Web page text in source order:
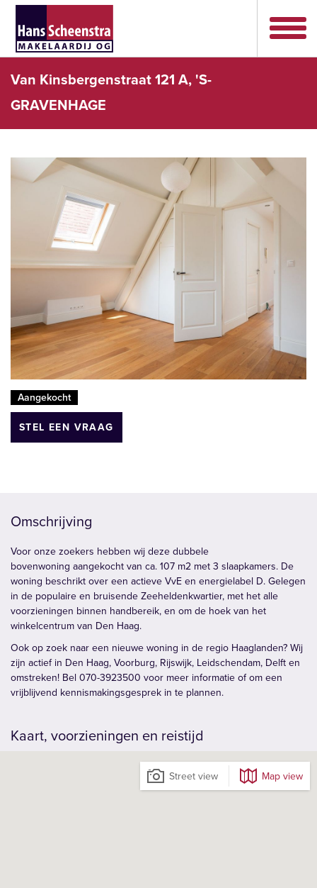
Van Kinsbergenstraat 121 A, 'S-
GRAVENHAGE
vorige
Aangekocht
STEL EEN VRAAG
Omschrijving
Voor onze zoekers hebben wij deze dubbele
bovenwoning aangekocht van ca. 107 m2 met 3 slaapkamers. De
woning beschrikt over een actieve VvE en energielabel D. Gelegen
in de populaire en bruisende Zeeheldenkwartier, met het alle
voorzieningen binnen handbereik, en om de hoek van het
winkelcentrum van Den Haag.
Ook op zoek naar een nieuwe woning in de regio Haaglanden? Wij
zijn actief in Den Haag, Voorburg, Rijswijk, Leidschendam, Delft en
omstreken! Bel 070-3923500 voor meer informatie of om een
vrijblijvend kennismakingsgesprek in te plannen.
Kaart, voorzieningen en reistijd
Street view Map view